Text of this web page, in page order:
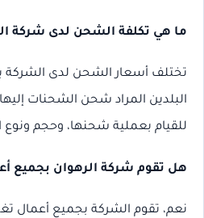
ما هي تكلفة الشحن لدى شركة
تختلف أسعار الشحن لدى الشركة
البلدين المراد شحن الشحنات
للقيام بعملية شحنها، وحجم
هل تقوم شركة الرهوان بجميع
نعم، تقوم الشركة بجميع أعمال